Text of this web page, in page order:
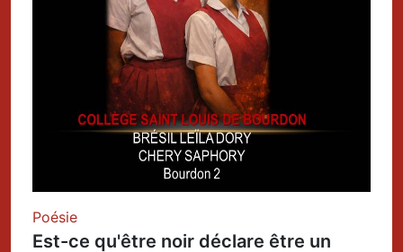
Poésie
Est-ce qu'être noir déclare être un